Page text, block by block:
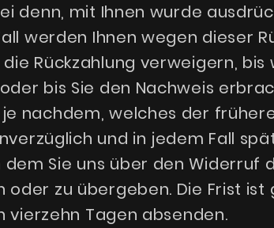
denn, mit Ihnen wurde
werden Ihnen wegen dieser
Rückzahlung verweigern,
bis Sie den Nachweis
nachdem, welches der
und in jedem Fall
Sie uns über den Widerruf
oder zu übergeben. Die Frist
vierzehn Tagen absenden.